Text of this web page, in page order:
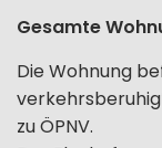
Gesamte
Die Wohnung
zu ÖPNV.